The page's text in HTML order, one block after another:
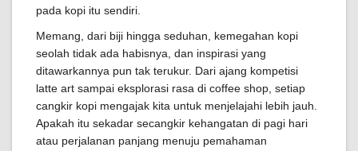
pada kopi itu sendiri.
Memang, dari biji hingga seduhan, kemegahan kopi
seolah tidak ada habisnya, dan inspirasi yang
ditawarkannya pun tak terukur. Dari ajang kompetisi
latte art sampai eksplorasi rasa di coffee shop, setiap
cangkir kopi mengajak kita untuk menjelajahi lebih jauh.
Apakah itu sekadar secangkir kehangatan di pagi hari
atau perjalanan panjang menuju pemahaman